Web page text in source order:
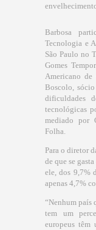
Barbosa
Tecnologia e
São Paulo no
Gomes
Americano de
Boscolo,
dificuldades
tecnológicas
mediado por
Folha.
Para o diretor
de que se
ele, dos 9,7%
apenas 4,7%
“Nenhum país
tem um
europeus têm